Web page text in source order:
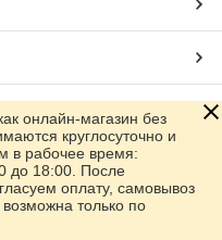
онлайн-магазин без
круглосуточно и
в рабочее время:
до 18:00. После
оплату, самовывоз
только по